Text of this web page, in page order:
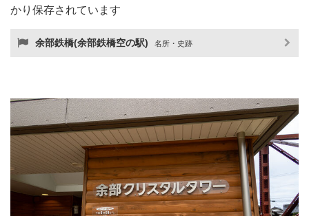
かり保存されています
余部鉄橋(余部鉄橋空の駅) 名所・史跡